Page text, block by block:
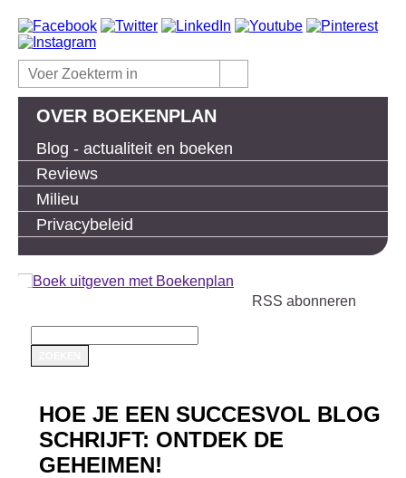
OVER BOEKENPLAN
Blog - actualiteit en boeken
Reviews
Milieu
Privacybeleid
RSS abonneren
HOE JE EEN SUCCESVOL BLOG
SCHRIJFT: ONTDEK DE
GEHEIMEN!